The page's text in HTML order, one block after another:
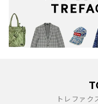
トレファク